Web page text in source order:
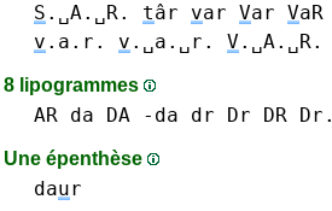
S .␣A.␣R. târ var Var VaR
v .a.r. v .␣a.␣r. V .␣A.␣R.
8 lipogrammes
AR da DA -da dr Dr DR Dr.
Une épenthèse
daur